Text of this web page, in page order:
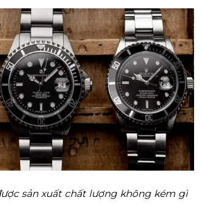
sản xuất chất lượng không kém gì